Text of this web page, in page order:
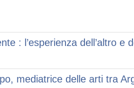
: l’esperienza dell’altro e
mediatrice delle arti tra